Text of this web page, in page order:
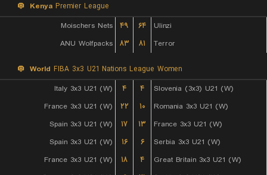
Kenya Premier League
Moischers Nets
۴۹ ۶۴
Ulinzi
ANU Wolfpacks
۸۳ ۸۱ Terror
World FIBA 3x3 U21 Nations League Women
Italy 3x3 U21 (W)
۴ ۴
Slovenia (3x3) U21 (W)
France 3x3 U21 (W)
۲۲ ۱۰
Romania 3x3 U21 (W)
Spain 3x3 U21 (W)
۱۷ ۱۳
France 3x3 U21 (W)
Spain 3x3 U21 (W)
۱۶ ۶
Serbia 3x3 U21 (W)
France 3x3 U21 (W)
۱۸ ۴
Great Britain 3x3 U21 (W)